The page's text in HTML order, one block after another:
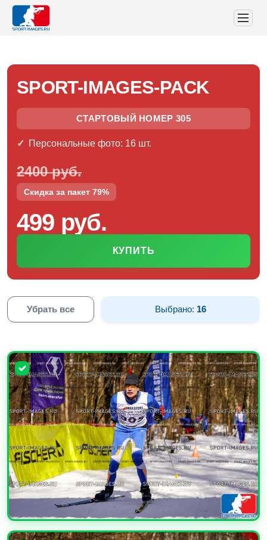
SPORT-IMAGES-PACK
СТАРТОВЫЙ НОМЕР 305
Персональные фото: 16 шт.
2400 руб.
Скидка за пакет 79%
499 руб.
КУПИТЬ
Убрать все Выбрано: 16
УВЕЛИЧИТЬ